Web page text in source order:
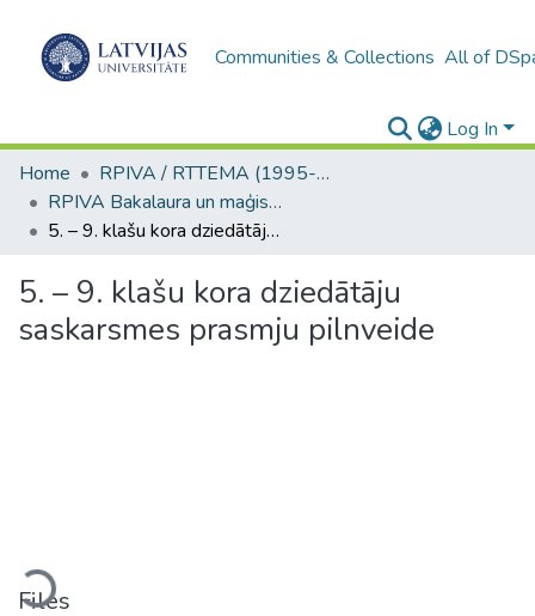
Communities & Collections All of
Log In
Home
RPIVA / RTTEMA (1995-2016)
RPIVA Bakalaura un maģistra darbi / RTTEMA Bachelor's and Master's theses (1995-2017)
5. – 9. klašu kora dziedātāju saskarsmes prasmju pilnveide
5. – 9. klašu kora dziedātāju
saskarsmes prasmju pilnveide
Files